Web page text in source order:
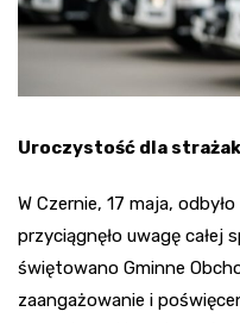
Uroczystość dla
W Czernie, 17 maja,
przyciągnęło uwagę całej
świętowano Gminne
zaangażowanie i